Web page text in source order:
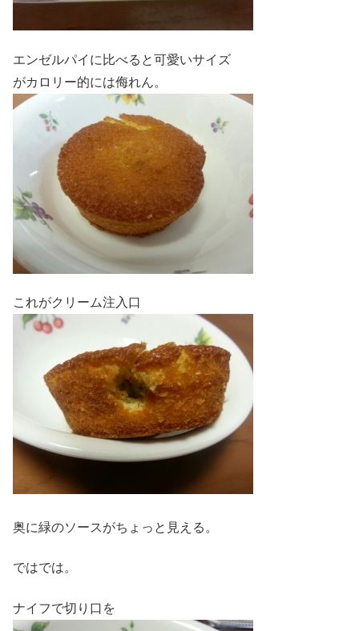
エンゼルパイに比べると可愛いサイズ
がカロリー的には侮れん。
これがクリーム注入口
奥に緑のソースがちょっと見える。
ではでは。
ナイフで切り口を